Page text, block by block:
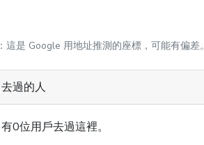
這是 Google 用地址推測的座標，可能有偏差。
去過的人
有0位用戶去過這裡。